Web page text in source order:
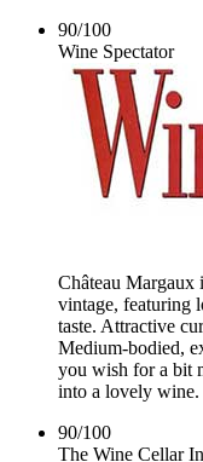
90/100
Wine Spectator
Château Margaux
vintage, featuring
taste. Attractive
Medium-bodied,
you wish for a bit
into a lovely
90/100
The Wine Cellar